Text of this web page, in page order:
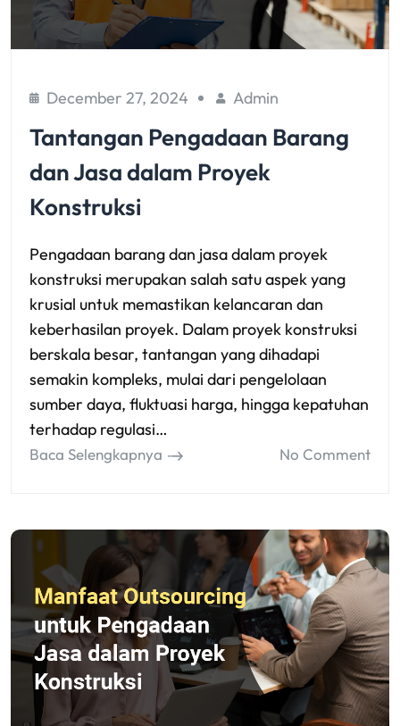
December 27, 2024 Admin
Tantangan Pengadaan Barang
dan Jasa dalam Proyek
Konstruksi
Pengadaan barang dan jasa dalam proyek
konstruksi merupakan salah satu aspek yang
krusial untuk memastikan kelancaran dan
keberhasilan proyek. Dalam proyek konstruksi
berskala besar, tantangan yang dihadapi
semakin kompleks, mulai dari pengelolaan
sumber daya, fluktuasi harga, hingga kepatuhan
terhadap regulasi…
Baca Selengkapnya No Comment